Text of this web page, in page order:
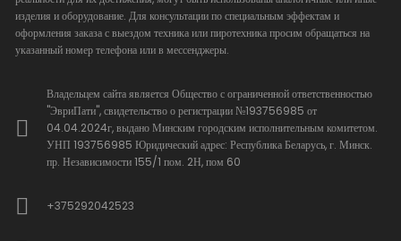
изделия и оборудование. Для консультации по специальным эффектам и
оформления заказа с выездом техника или пиротехника просим обращаться на
указанный номер телефона или в мессенджеры.
Владельцем сайта является Общество с ограниченной ответственностью
"ЭвриПати", свидетельство о регистрации №193756985 от
04.04.2024г, выдано Минским городским исполнительным комитетом.
УНП 193756985 Юридический адрес: Республика Беларусь, г. Минск.
пр. Независимости 155/1 пом. 2Н, пом 60
+375292042523